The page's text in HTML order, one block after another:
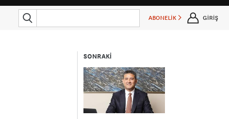
ABONELİK GİRİŞ
SONRAKİ